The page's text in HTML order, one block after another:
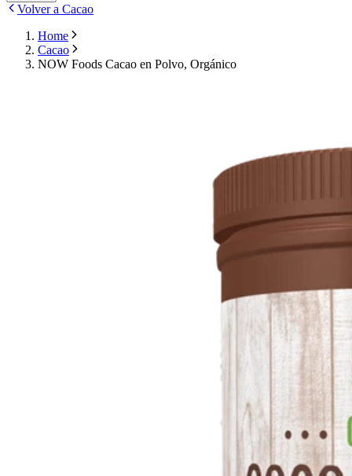
Volver a Cacao
Home
Cacao
NOW Foods Cacao en Polvo, Orgánico